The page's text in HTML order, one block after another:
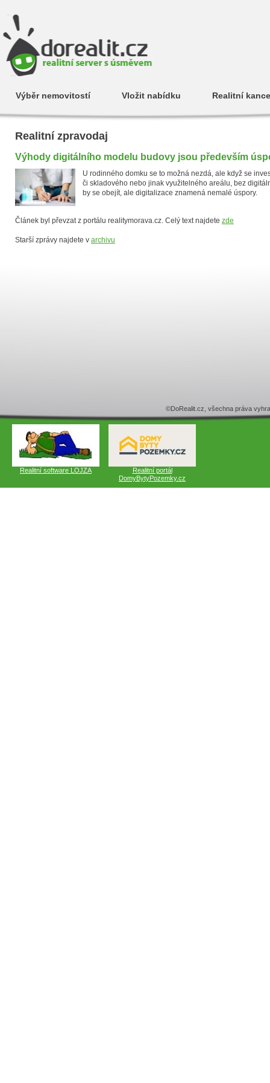
Výběr nemovitostí Vložit nabídku Realitní
Realitní zpravodaj
Výhody digitálního modelu budovy jsou především
U rodinného domku se to možná nezdá, ale když se
či skladového nebo jinak využitelného areálu, bez
by se obejít, ale digitalizace znamená nemalé úspory.
Článek byl převzat z portálu realitymorava.cz. Celý text najdete zde
Starší zprávy najdete v archivu
©DoRealit.cz, všechna práva
Realitní software LOJZA
Realitní portál
DomyBytyPozemky.cz